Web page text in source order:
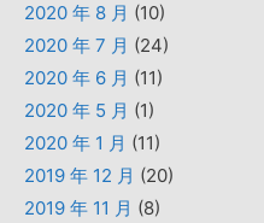
2020 年 8 月 (10)
2020 年 7 月 (24)
2020 年 6 月 (11)
2020 年 5 月 (1)
2020 年 1 月 (11)
2019 年 12 月 (20)
2019 年 11 月 (8)